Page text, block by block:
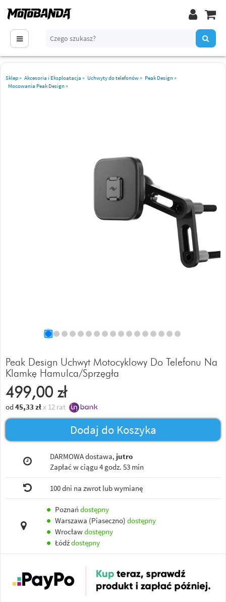
Sklep» Akcesoria i Eksploatacja » Uchwyty do telefonów» Peak Design»
Mocowania Peak Design»
Peak Design Uchwyt Motocyklowy Do Telefonu Na
Klamkę Hamulca/Sprzęgła
499,00 zł
od 45,33 zł x 12 rat
Dodaj do Koszyka
DARMOWA dostawa, jutro
Zapłać w ciągu 4 godz. 53 min
100 dni na zwrot lub wymianę
● Poznań dostępny
● Warszawa (Piaseczno) dostępny
● Wrocławdostępny
● Łódźdostępny